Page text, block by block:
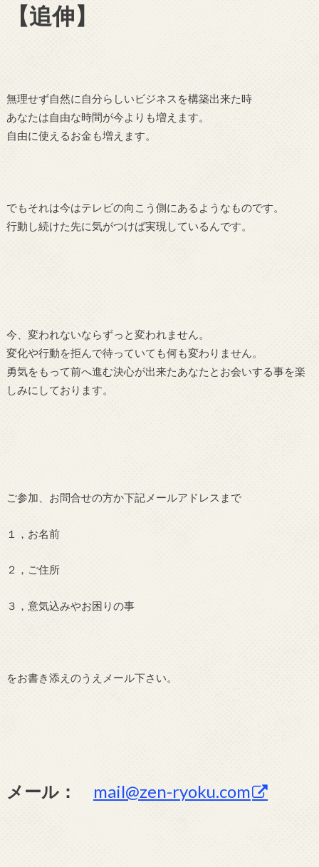
【追伸】
無理せず自然に自分らしいビジネスを構築出来た時
あなたは自由な時間が今よりも増えます。
自由に使えるお金も増えます。
でもそれは今はテレビの向こう側にあるようなものです。
行動し続けた先に気がつけば実現しているんです。
今、変われないならずっと変われません。
変化や行動を拒んで待っていても何も変わりません。
勇気をもって前へ進む決心が出来たあなたとお会いする事を楽
しみにしております。
ご参加、お問合せの方か下記メールアドレスまで
１，お名前
２，ご住所
３，意気込みやお困りの事
をお書き添えのうえメール下さい。
メール： mail@zen-ryoku.com